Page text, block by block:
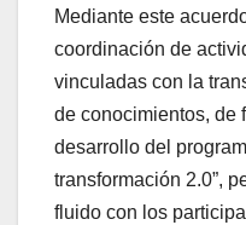
Mediante este
coordinación de
vinculadas con la
de conocimientos, de
desarrollo del
transformación 2.0”,
fluido con los